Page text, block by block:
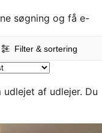
søgning og få e-
Filter & sortering
af udlejer. Du